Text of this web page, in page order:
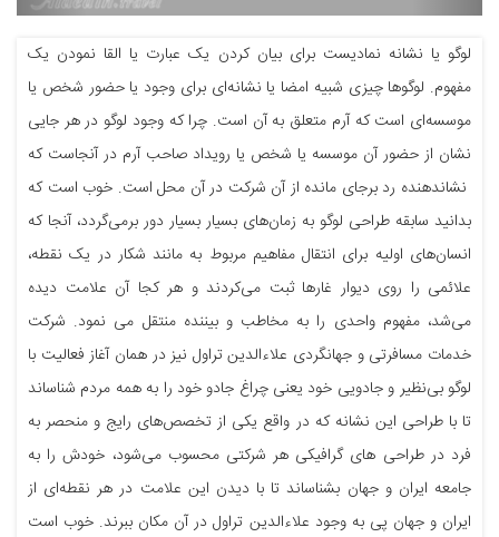
لوگو یا نشانه نمادیست برای بیان کردن یک عبارت یا القا نمودن یک
مفهوم. لوگوها چیزی شبیه امضا یا نشانه‌ای برای وجود یا حضور شخص یا
موسسه‌ای است که آرم متعلق به آن است. چرا که وجود لوگو در هر جایی
نشان از حضور آن موسسه یا شخص یا رویداد صاحب آرم در آنجاست که
نشاندهنده رد برجای مانده از آن شرکت در آن محل است. خوب است که
بدانید سابقه طراحی لوگو به زمان‌های بسیار بسیار دور بر‌می‌گردد، آنجا که
انسان‌های اولیه برای انتقال مفاهیم مربوط به مانند شکار در یک نقطه،
علائمی را روی دیوار غارها ثبت می‌کردند و هر کجا آن علامت دیده
می‌شد، مفهوم واحدی را به مخاطب و بیننده منتقل می نمود. شرکت
خدمات مسافرتی و جهانگردی علاءالدین تراول نیز در همان آغاز فعالیت با
لوگو بی‌نظیر و جادویی خود یعنی چراغ جادو خود را به همه مردم شناساند
تا با طراحی این نشانه که در واقع یکی از تخصص‌های رایج و منحصر به
فرد در طراحی های گرافیکی هر شرکتی محسوب می‌شود، خودش را به
جامعه ایران و جهان بشناساند تا با دیدن این علامت در هر نقطه‌ای از
ایران و جهان پی به وجود علاءالدین تراول در آن مکان ببرند. خوب است